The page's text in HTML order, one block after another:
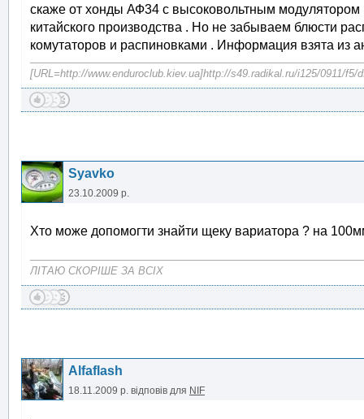
скаже от хонды АФ34 с высоковольтным модулятором
китайского производства . Но не забываем блюсти
комутаторов и распиновками . Информация взята из
[URL=http://www.enduroclub.kiev.ua]http://s49.radikal.ru/i125/0911/f5/
Syavko
23.10.2009 р.
Хто може допомогти знайти щеку вариатора ? на
ЛІТАЮ СКОРІШЕ ЗА ВСІХ
Alfaflash
18.11.2009 р. відповів для NIF